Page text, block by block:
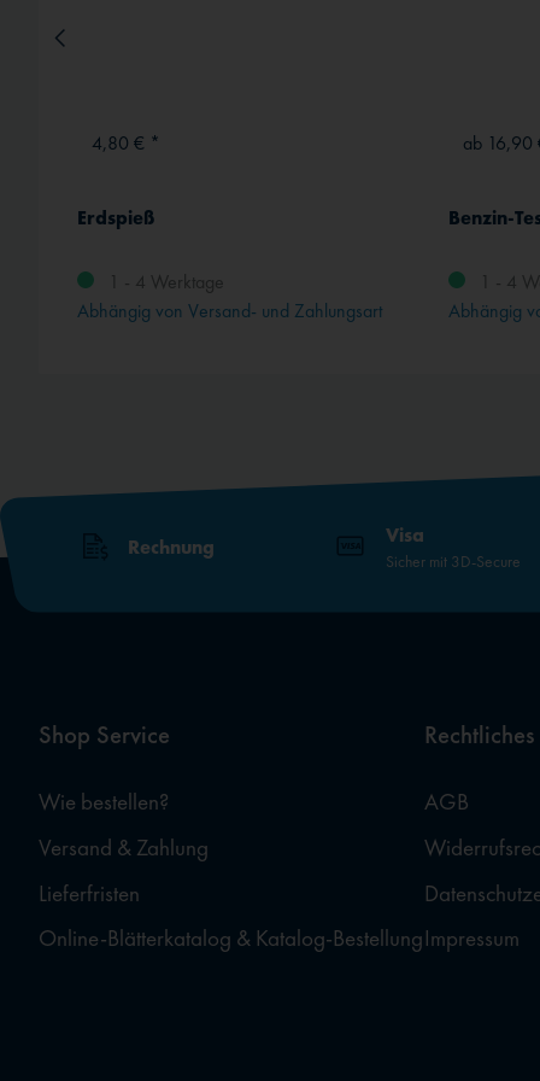
4,80 € *
Erdspieß
1 - 4 Werktage
Abhängig von Versand- und Zahlungsart
ab 16,90
Benzin-
1 - 4
Abhängig
Rechnung Visa
Sicher mit 3D-Secure
Shop Service
Wie bestellen?
Versand & Zahlung
Lieferfristen
Online-Blätterkatalog & Katalog-Bestellung
Rechtliches
AGB
Impressum